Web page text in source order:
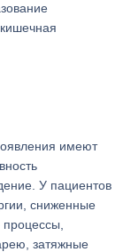
имеют
У пациентов
сниженные
затяжные